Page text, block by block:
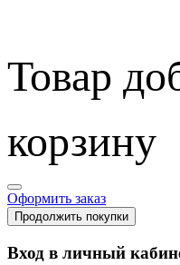
Товар
корзину
Оформить заказ
Продолжить покупки
Вход в личный